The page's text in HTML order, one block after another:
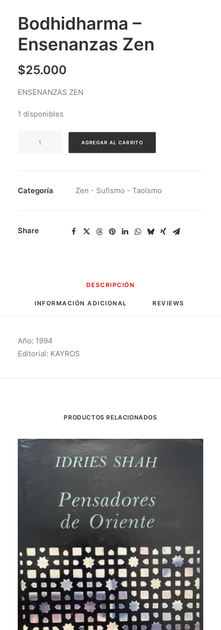
Bodhidharma –
Ensenanzas Zen
$25.000
ENSENANZAS ZEN
1 disponibles
cantidad
AGREGAR AL CARRITO
Categoría Zen - Sufismo - Taoismo
Share
DESCRIPCIÓN
INFORMACIÓN ADICIONAL REVIEWS
Año: 1994
Editorial: KAYROS
PRODUCTOS RELACIONADOS